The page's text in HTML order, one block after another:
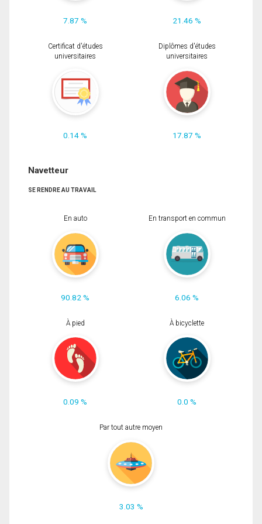
7.87 % 21.46 %
Certificat d'études
universitaires
0.14 %
Diplômes d'études
universitaires
17.87 %
Navetteur
SE RENDRE AU TRAVAIL
En auto
90.82 %
En transport en commun
6.06 %
À pied
0.09 %
À bicyclette
0.0 %
Par tout autre moyen
3.03 %